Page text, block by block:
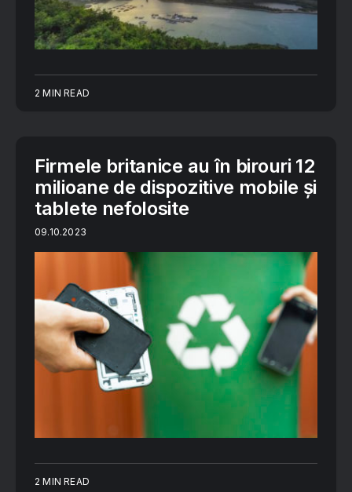
2 MIN READ
Firmele britanice au în birouri 12
milioane de dispozitive mobile și
tablete nefolosite
09.10.2023
2 MIN READ